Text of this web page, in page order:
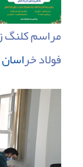
مراسم کلنگ
فولاد خر